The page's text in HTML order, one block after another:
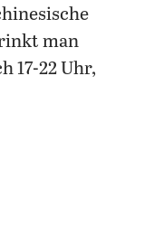
man
17-22 Uhr,